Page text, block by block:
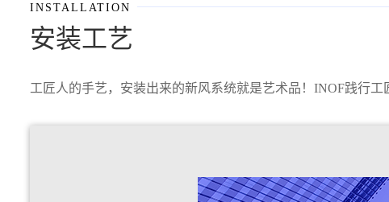
INSTALLATION
安装工艺
工匠人的手艺，安装出来的新风系统就是艺术品！INOF践行